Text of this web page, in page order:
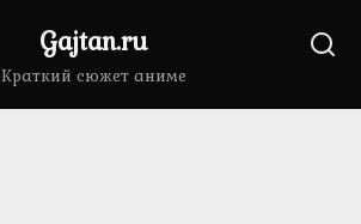
Gajtan.ru
Краткий сюжет аниме